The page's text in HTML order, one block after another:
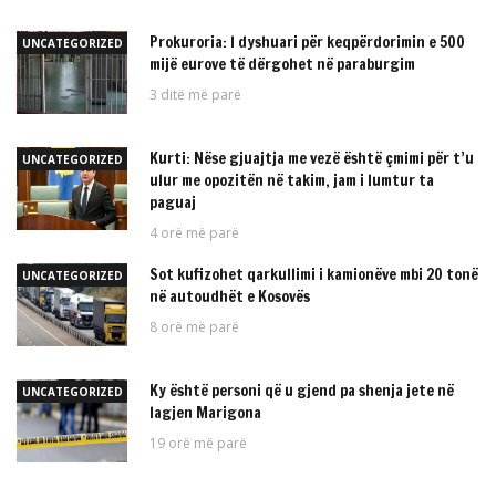
UNCATEGORIZED
Prokuroria: I dyshuari për keqpërdorimin e 500
mijë eurove të dërgohet në paraburgim
3 ditë më parë
UNCATEGORIZED
Kurti: Nëse gjuajtja me vezë është çmimi për t’u
ulur me opozitën në takim, jam i lumtur ta
paguaj
4 orë më parë
UNCATEGORIZED
Sot kufizohet qarkullimi i kamionëve mbi 20 tonë
në autoudhët e Kosovës
8 orë më parë
UNCATEGORIZED
Ky është personi që u gjend pa shenja jete në
lagjen Marigona
19 orë më parë